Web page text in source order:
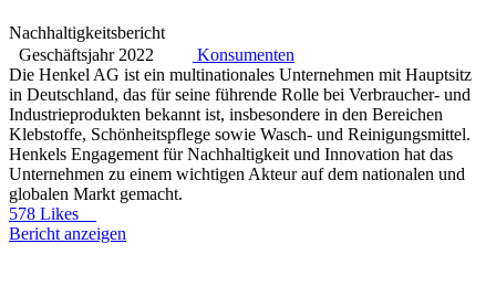
Nachhaltigkeitsbericht
Geschäftsjahr 2022
Konsumenten
Die Henkel AG ist ein multinationales Unternehmen mit Hauptsitz
in Deutschland, das für seine führende Rolle bei Verbraucher- und
Industrieprodukten bekannt ist, insbesondere in den Bereichen
Klebstoffe, Schönheitspflege sowie Wasch- und Reinigungsmittel.
Henkels Engagement für Nachhaltigkeit und Innovation hat das
Unternehmen zu einem wichtigen Akteur auf dem nationalen und
globalen Markt gemacht.
578 Likes
Bericht anzeigen